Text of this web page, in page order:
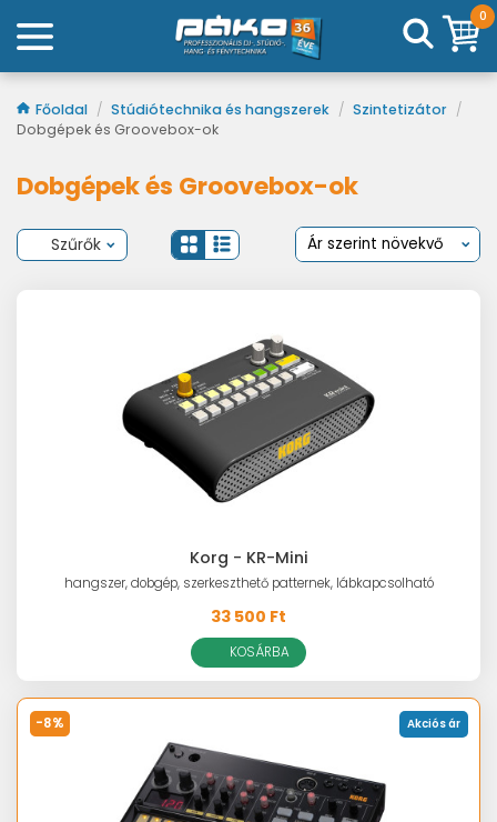
0
Főoldal / Stúdiótechnika és hangszerek / Szintetizátor /
Dobgépek és Groovebox-ok
Dobgépek és Groovebox-ok
Szűrők
Korg - KR-Mini
hangszer, dobgép, szerkeszthető patternek, lábkapcsolható
33 500 Ft
KOSÁRBA
-8% Akciós ár